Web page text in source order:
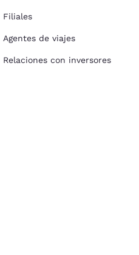
Filiales
Agentes de viajes
Relaciones con inversores